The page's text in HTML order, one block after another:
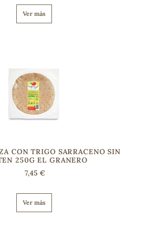
Ver más
CON TRIGO SARRACENO SIN
250G EL GRANERO
7,45 €
Ver más